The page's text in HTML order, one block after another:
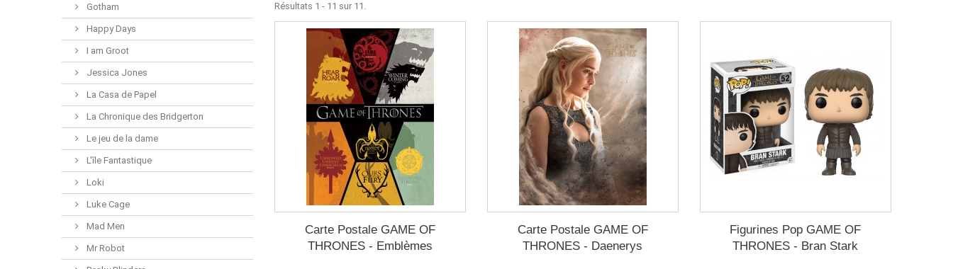
Gotham
Happy Days
I am Groot
Jessica Jones
La Casa de Papel
La Chronique des Bridgerton
Le jeu de la dame
L'île Fantastique
Loki
Luke Cage
Mad Men
Mr Robot
Résultats 1 - 11 sur 11.
Carte Postale GAME OF
THRONES - Emblèmes
Carte Postale GAME OF
THRONES - Daenerys
Figurines Pop GAME OF
THRONES - Bran Stark